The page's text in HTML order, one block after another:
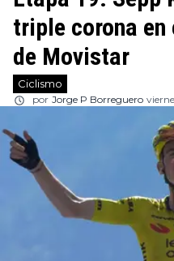
triple corona
de Movistar
Ciclismo
por Jorge P Borreguero